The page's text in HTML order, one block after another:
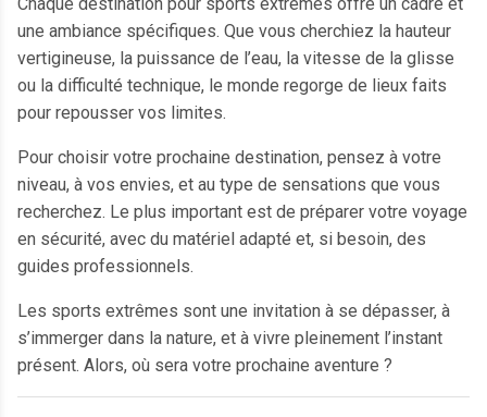
une ambiance spécifiques. Que vous cherchiez la hauteur
vertigineuse, la puissance de l’eau, la vitesse de la glisse
ou la difficulté technique, le monde regorge de lieux faits
pour repousser vos limites.
Pour choisir votre prochaine destination, pensez à votre
niveau, à vos envies, et au type de sensations que vous
recherchez. Le plus important est de préparer votre voyage
en sécurité, avec du matériel adapté et, si besoin, des
guides professionnels.
Les sports extrêmes sont une invitation à se dépasser, à
s’immerger dans la nature, et à vivre pleinement l’instant
présent. Alors, où sera votre prochaine aventure ?